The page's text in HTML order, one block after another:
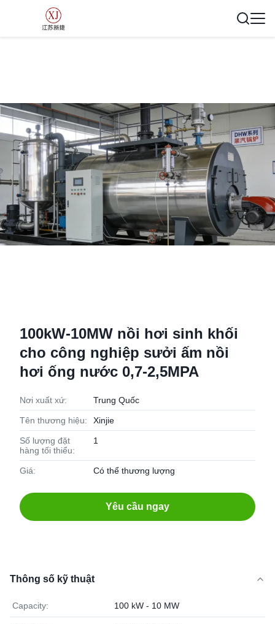
100kW-10MW nồi hơi sinh khối
cho công nghiệp sưởi ấm nồi
hơi ống nước 0,7-2,5MPA
Nơi xuất xứ: Trung Quốc
Tên thương hiệu: Xinjie
Số lượng đặt
hàng tối thiểu:
1
Giá: Có thể thương lượng
Yêu cầu ngay
Thông số kỹ thuật
Capacity: 100 kW - 10 MW